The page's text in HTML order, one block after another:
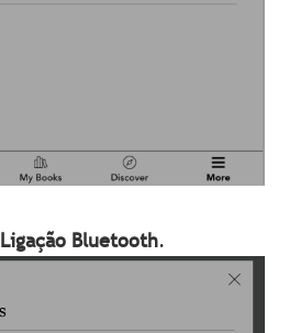
Ligação Bluetooth.